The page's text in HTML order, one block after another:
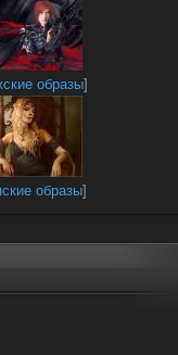
образы]
образы]